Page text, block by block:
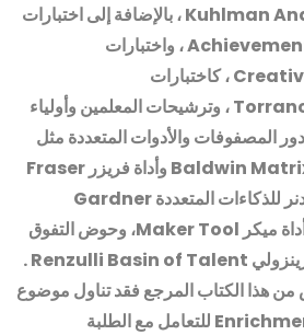
، بالإضافة إلى اختبارات
، واختبارات
، كاختبارات
، وترشيحات المعلمين وأولياء
المصفوفات والأدوات المتعددة مثل
وأداة فريزر Fraser
للذكاءات المتعددةGardner
ميكر
، وحوض التفوق
هذا الكتاب المرجع فقد تناول موضوع
للتعامل مع الطلبة